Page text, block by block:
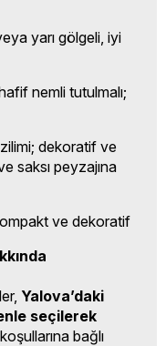
yarı gölgeli, iyi
nemli tutulmalı;
dekoratif ve
saksı peyzajına
ve dekoratif
Yalova’daki
seçilerek
bağlı